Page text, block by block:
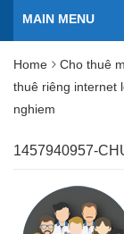
MAIN MENU
Home
Cho thuê
thuê riêng internet
nghiem
1457940957-